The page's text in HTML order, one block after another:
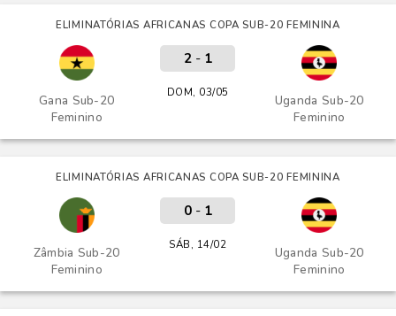
ELIMINATÓRIAS AFRICANAS COPA SUB-20 FEMININA
Gana Sub-20
Feminino
Uganda Sub-20
Feminino
2- 1
DOM, 03/05
ELIMINATÓRIAS AFRICANAS COPA SUB-20 FEMININA
Zâmbia Sub-20
Feminino
Uganda Sub-20
Feminino
0- 1
SÁB, 14/02